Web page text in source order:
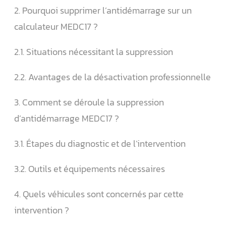
2. Pourquoi supprimer l’antidémarrage sur un
calculateur MEDC17 ?
2.1. Situations nécessitant la suppression
2.2. Avantages de la désactivation professionnelle
3. Comment se déroule la suppression
d’antidémarrage MEDC17 ?
3.1. Étapes du diagnostic et de l’intervention
3.2. Outils et équipements nécessaires
4. Quels véhicules sont concernés par cette
intervention ?